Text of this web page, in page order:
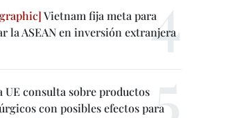
Vietnam fija meta para
la ASEAN en inversión extranjera
UE consulta sobre productos
con posibles efectos para